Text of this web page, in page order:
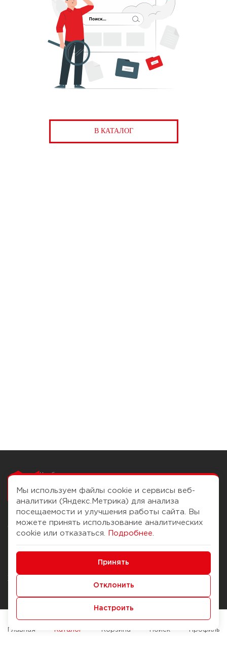
В КАТАЛОГ
Чтобы вам легко
О компании
История Компании
Журнал
Наши марки
Брендирование
Помощь
Доставка и оплата
Способы оплаты
Служба контроля качества
Мы используем файлы cookie и сервисы веб-
аналитики (Яндекс.Метрика) для анализа
посещаемости и улучшения работы сайта. Вы
можете принять использование аналитических
cookie или отказаться.
Подробнее
Принять
Отклонить
Настроить
Главная Каталог Корзина Поиск Профиль